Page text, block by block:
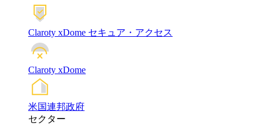
Claroty xDome セキュア・アクセス
Claroty xDome
米国連邦政府
セクター